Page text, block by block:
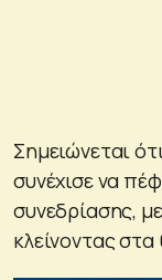
Σημειώνεται
συνέχισε να
συνεδρίασης,
κλείνοντας